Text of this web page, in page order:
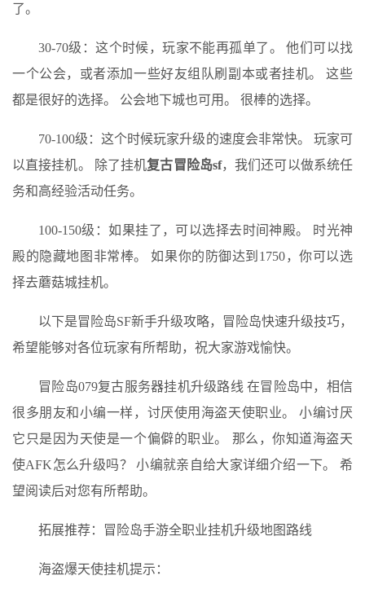
了。
30-70级：这个时候，玩家不能再孤单了。 他们可以找
一个公会，或者添加一些好友组队刷副本或者挂机。 这些
都是很好的选择。 公会地下城也可用。 很棒的选择。
70-100级：这个时候玩家升级的速度会非常快。 玩家可
以直接挂机。 除了挂机复古冒险岛sf，我们还可以做系统任
务和高经验活动任务。
100-150级：如果挂了，可以选择去时间神殿。 时光神
殿的隐藏地图非常棒。 如果你的防御达到1750，你可以选
择去蘑菇城挂机。
以下是冒险岛SF新手升级攻略，冒险岛快速升级技巧，
希望能够对各位玩家有所帮助，祝大家游戏愉快。
冒险岛079复古服务器挂机升级路线 在冒险岛中，相信
很多朋友和小编一样，讨厌使用海盗天使职业。 小编讨厌
它只是因为天使是一个偏僻的职业。 那么，你知道海盗天
使AFK怎么升级吗？ 小编就亲自给大家详细介绍一下。 希
望阅读后对您有所帮助。
拓展推荐：冒险岛手游全职业挂机升级地图路线
海盗爆天使挂机提示：